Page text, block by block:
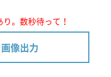
。数秒待って！
像出力